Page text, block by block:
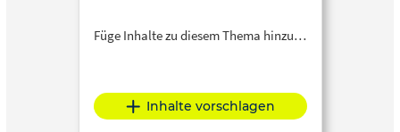
Füge Inhalte zu diesem Thema hinzu…
Inhalte vorschlagen